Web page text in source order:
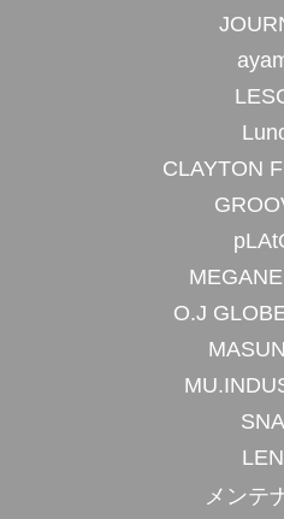
CLAYTON
O.J
メンテ